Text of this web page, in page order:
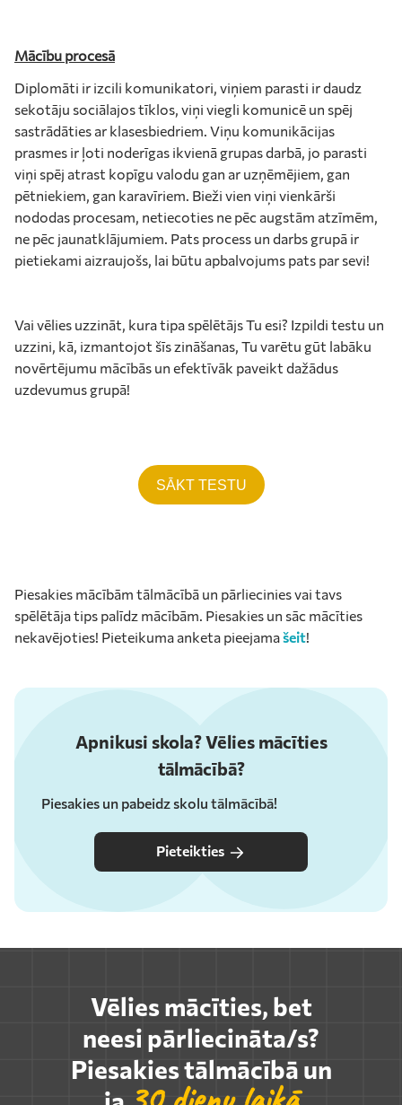
Mācību procesā
Diplomāti ir izcili komunikatori, viņiem parasti ir daudz
sekotāju sociālajos tīklos, viņi viegli komunicē un spēj
sastrādāties ar klasesbiedriem. Viņu komunikācijas
prasmes ir ļoti noderīgas ikvienā grupas darbā, jo parasti
viņi spēj atrast kopīgu valodu gan ar uzņēmējiem, gan
pētniekiem, gan karavīriem. Bieži vien viņi vienkārši
nododas procesam, netiecoties ne pēc augstām atzīmēm,
ne pēc jaunatklājumiem. Pats process un darbs grupā ir
pietiekami aizraujošs, lai būtu apbalvojums pats par sevi!
Vai vēlies uzzināt, kura tipa spēlētājs Tu esi? Izpildi testu un
uzzini, kā, izmantojot šīs zināšanas, Tu varētu gūt labāku
novērtējumu mācībās un efektīvāk paveikt dažādus
uzdevumus grupā!
SĀKT TESTU
Piesakies mācībām tālmācībā un pārliecinies vai tavs
spēlētāja tips palīdz mācībām. Piesakies un sāc mācīties
nekavējoties! Pieteikuma anketa pieejamašeit!
Apnikusi skola? Vēlies mācīties
tālmācībā?
Piesakies un pabeidz skolu tālmācībā!
Pieteikties
Vēlies mācīties, bet
neesi pārliecināta/s?
Piesakies tālmācībā un